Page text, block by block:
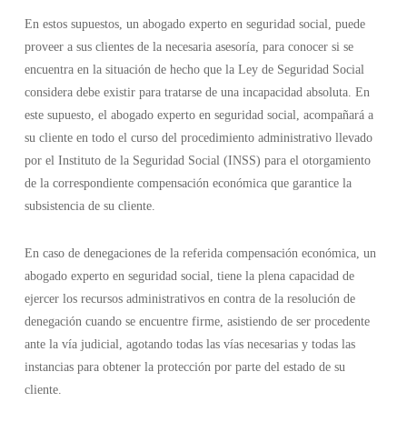
En estos supuestos, un abogado experto en seguridad social, puede
proveer a sus clientes de la necesaria asesoría, para conocer si se
encuentra en la situación de hecho que la Ley de Seguridad Social
considera debe existir para tratarse de una incapacidad absoluta. En
este supuesto, el abogado experto en seguridad social, acompañará a
su cliente en todo el curso del procedimiento administrativo llevado
por el Instituto de la Seguridad Social (INSS) para el otorgamiento
de la correspondiente compensación económica que garantice la
subsistencia de su cliente.
En caso de denegaciones de la referida compensación económica, un
abogado experto en seguridad social, tiene la plena capacidad de
ejercer los recursos administrativos en contra de la resolución de
denegación cuando se encuentre firme, asistiendo de ser procedente
ante la vía judicial, agotando todas las vías necesarias y todas las
instancias para obtener la protección por parte del estado de su
cliente.